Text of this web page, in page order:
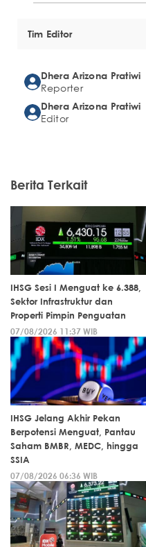
Tim Editor
Dhera Arizona Pratiwi
Reporter
Dhera Arizona Pratiwi
Editor
Berita Terkait
IHSG Sesi I Menguat ke 6.388,
Sektor Infrastruktur dan
Properti Pimpin Penguatan
07/08/2026 11:37 WIB
IHSG Jelang Akhir Pekan
Berpotensi Menguat, Pantau
Saham BMBR, MEDC, hingga
SSIA
07/08/2026 06:36 WIB